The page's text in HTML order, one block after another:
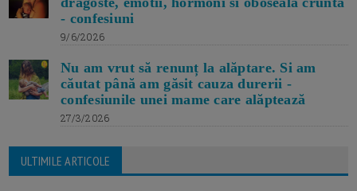
- confesiuni
9/6/2026
Nu am vrut să renunț la alăptare. Si am
căutat până am găsit cauza durerii -
confesiunile unei mame care alăptează
27/3/2026
ULTIMILE ARTICOLE